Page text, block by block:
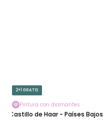
2+1 GRATIS
Pintura con diamantes
Castillo de Haar - Países Bajos